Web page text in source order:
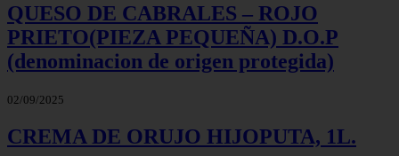
QUESO DE CABRALES – ROJO
PRIETO(PIEZA PEQUEÑA) D.O.P
(denominacion de origen protegida)
02/09/2025
CREMA DE ORUJO HIJOPUTA, 1L.